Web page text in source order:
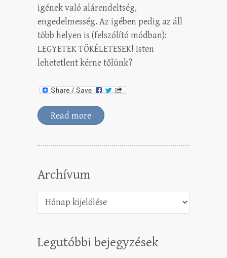
igének való alárendeltség,
engedelmesség. Az igében pedig az áll
több helyen is (felszólító módban):
LEGYETEK TÖKÉLETESEK! Isten
lehetetlent kérne tőlünk?
Read more
Archívum
Legutóbbi bejegyzések